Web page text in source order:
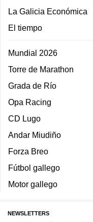
La Galicia Económica
El tiempo
Mundial 2026
Torre de Marathon
Grada de Río
Opa Racing
CD Lugo
Andar Miudiño
Forza Breo
Fútbol gallego
Motor gallego
NEWSLETTERS